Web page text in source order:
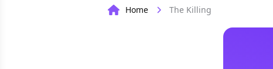
Home The Killing